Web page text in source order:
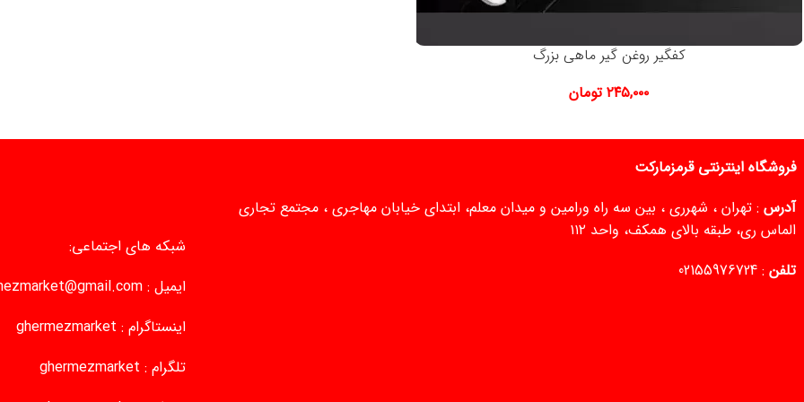
کفگیر روغن گیر ماهی بزرگ
۲۴۵,۰۰۰ تومان
فروشگاه اینترنتی قرمزمارکت
آدرس : تهران ، شهرری ، بین سه راه ورامین و میدان معلم، ابتدای خیابان مهاجری ، مجتمع تجاری
الماس ری، طبقه بالای همکف، واحد ۱۱۲
تلفن :
02155976724
شبکه های اجتماعی:
ایمیل :
اینستاگرام : ghermezmarket
تلگرام : ghermezmarket